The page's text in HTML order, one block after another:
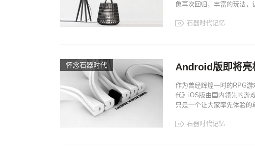
象再次回归，丰富的玩法
石器时代记忆
怀念石器时代 Android版即将亮
作为曾经辉煌一时的RPG
代》iOS版由国内领先的游
只是一个让大家率先体验
石器时代记忆